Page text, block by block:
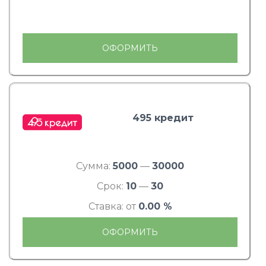
ОФОРМИТЬ
495 кредит
Сумма: 5000 — 30000
Срок: 10 — 30
Ставка: от 0.00 %
ОФОРМИТЬ